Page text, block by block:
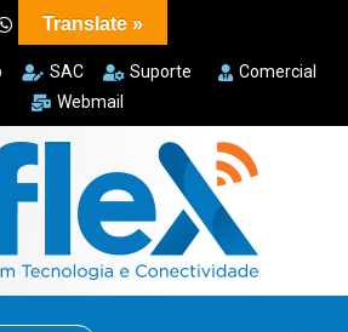
SAC Suporte
Comercial
Webmail
Translate »